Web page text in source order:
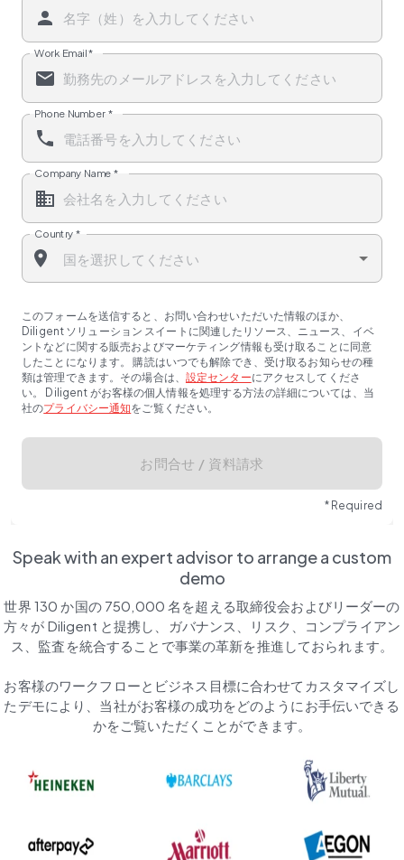
Work Email*
Phone Number *
Company Name *
Country *
このフォームを送信すると、お問い合わせいただいた情報のほか、
Diligent ソリューション スイートに関連したリソース、ニュース、イベ
ントなどに関する販売およびマーケティング情報も受け取ることに同意
したことになります。 購読はいつでも解除でき、受け取るお知らせの種
類は管理できます。その場合は、 設定センターにアクセスしてくださ
い。 Diligent がお客様の個人情報を処理する方法の詳細については、当
社のプライバシー通知をご覧ください。
お問合せ / 資料請求
* Required
Speak with an expert advisor to arrange a custom
demo
世界 130 か国の 750,000 名を超える取締役会およびリーダーの
方々が Diligent と提携し、ガバナンス、リスク、コンプライアン
ス、監査を統合することで事業の革新を推進しておられます。
お客様のワークフローとビジネス目標に合わせてカスタマイズし
たデモにより、当社がお客様の成功をどのようにお手伝いできる
かをご覧いただくことができます。